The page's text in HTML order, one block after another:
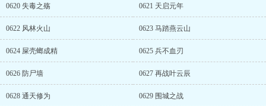
0620 失毒之殇 0621 天启元年
0622 风林火山 0623 马踏燕云山
0624 屎壳螂成精 0625 兵不血刃
0626 防尸墙 0627 再战叶云辰
0628 通天修为 0629 围城之战